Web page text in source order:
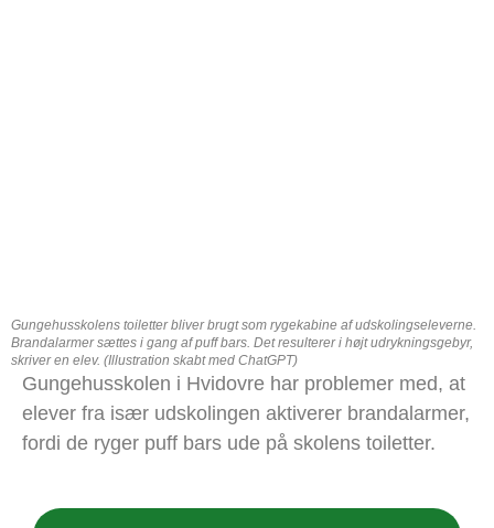
Gungehusskolens toiletter bliver brugt som rygekabine af udskolingseleverne.
Brandalarmer sættes i gang af puff bars. Det resulterer i højt udrykningsgebyr,
skriver en elev. (Illustration skabt med ChatGPT)
Gungehusskolen i Hvidovre har problemer med, at
elever fra især udskolingen aktiverer brandalarmer,
fordi de ryger puff bars ude på skolens toiletter.